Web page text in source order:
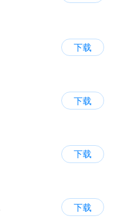
下载
下载
下载
下载